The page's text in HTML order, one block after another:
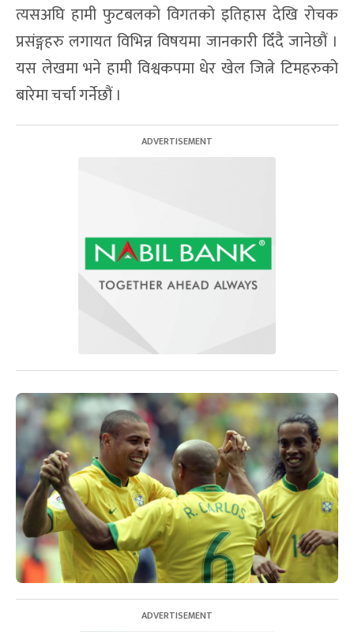
त्यसअघि हामी फुटबलको विगतको इतिहास देखि रोचक
प्रसंङ्गहरु लगायत विभिन्न विषयमा जानकारी दिँदै जानेछौं ।
यस लेखमा भने हामी विश्वकपमा धेर खेल जित्ने टिमहरुको
बारेमा चर्चा गर्नेछौं ।